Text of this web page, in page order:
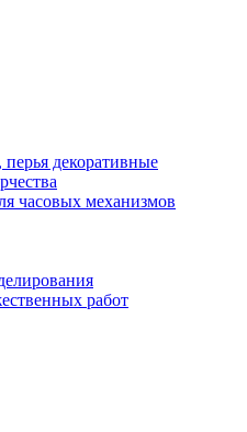
декоративные
часовых механизмов
работ